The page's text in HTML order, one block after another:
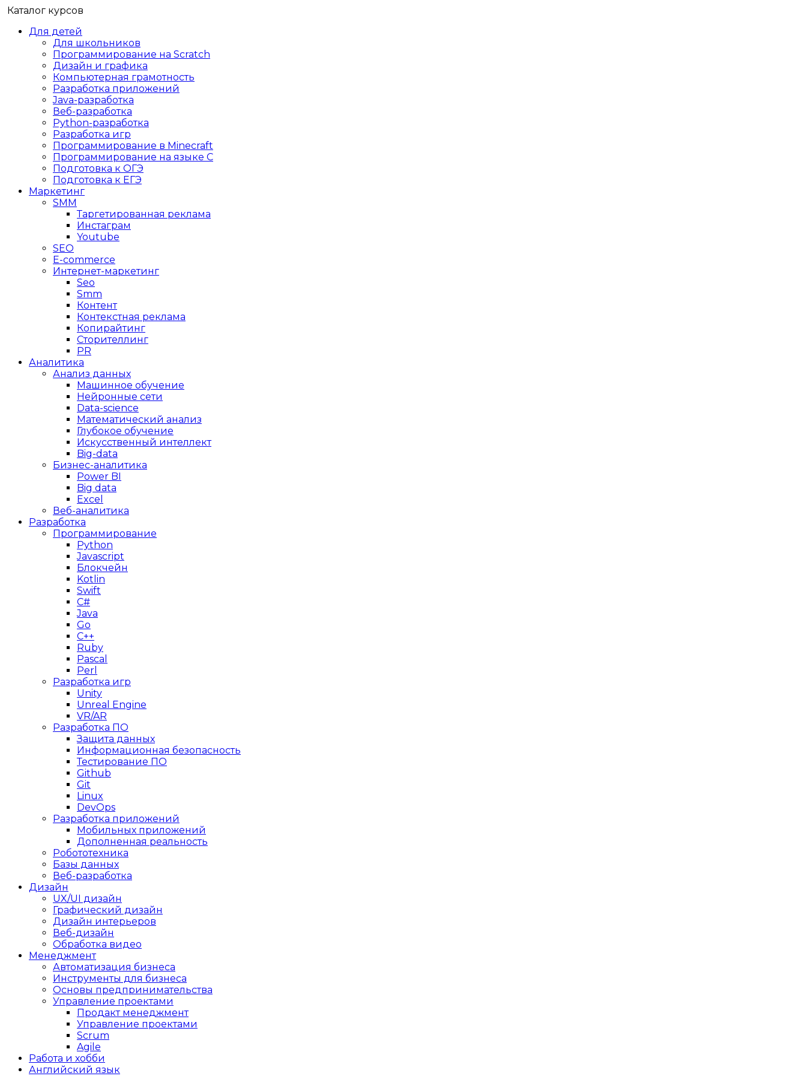
Каталог курсов
Для детей
Для школьников
Программирование на Scratch
Дизайн и графика
Компьютерная грамотность
Разработка приложений
Java-разработка
Веб-разработка
Python-разработка
Разработка игр
Программирование в Minecraft
Программирование на языке C
Подготовка к ОГЭ
Подготовка к ЕГЭ
Маркетинг
SMM
Таргетированная реклама
Инстаграм
Youtube
SEO
E-сommerce
Интернет-маркетинг
Seo
Smm
Контент
Контекстная реклама
Копирайтинг
Сторителлинг
PR
Аналитика
Анализ данных
Машинное обучение
Нейронные сети
Data-science
Математический анализ
Глубокое обучение
Искусственный интеллект
Big-data
Бизнес-аналитика
Power BI
Big data
Excel
Веб-аналитика
Разработка
Программирование
Python
Javascript
Блокчейн
Kotlin
Swift
C#
Java
Go
C++
Ruby
Pascal
Perl
Разработка игр
Unity
Unreal Engine
VR/AR
Разработка ПО
Защита данных
Информационная безопасность
Тестирование ПО
Github
Git
Linux
DevOps
Разработка приложений
Мобильных приложений
Дополненная реальность
Робототехника
Базы данных
Веб-разработка
Дизайн
UX/UI дизайн
Графический дизайн
Дизайн интерьеров
Веб-дизайн
Обработка видео
Менеджмент
Автоматизация бизнеса
Инструменты для бизнеса
Основы предпринимательства
Управление проектами
Продакт менеджмент
Управление проектами
Scrum
Agile
Работа и хобби
Английский язык